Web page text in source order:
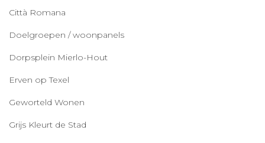
Città Romana
Doelgroepen / woonpanels
Dorpsplein Mierlo-Hout
Erven op Texel
Geworteld Wonen
Grijs Kleurt de Stad